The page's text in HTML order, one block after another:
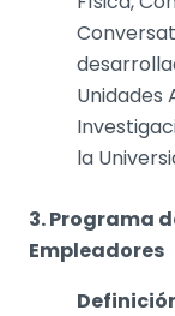
Unidades
la
3. Programa
Empleadores